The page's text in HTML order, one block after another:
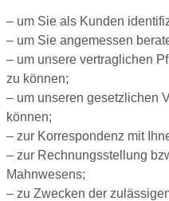
– um Sie als Kunden
– um Sie angemessen
– um unsere vertraglichen
zu können;
– um unseren gesetzlichen
können;
– zur Korrespondenz mit
– zur Rechnungsstellung
Mahnwesens;
– zu Zwecken der